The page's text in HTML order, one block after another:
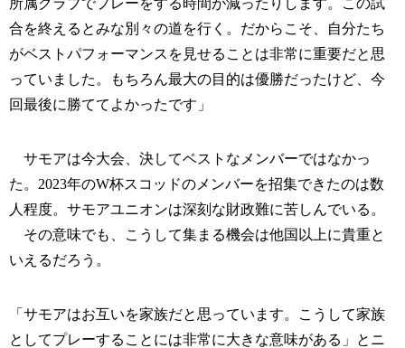
所属クラブでプレーをする時間が減ったりします。この試
合を終えるとみな別々の道を行く。だからこそ、自分たち
がベストパフォーマンスを見せることは非常に重要だと思
っていました。もちろん最大の目的は優勝だったけど、今
回最後に勝ててよかったです」
サモアは今大会、決してベストなメンバーではなかっ
た。2023年のW杯スコッドのメンバーを招集できたのは数
人程度。サモアユニオンは深刻な財政難に苦しんでいる。
その意味でも、こうして集まる機会は他国以上に貴重と
いえるだろう。
「サモアはお互いを家族だと思っています。こうして家族
としてプレーすることには非常に大きな意味がある」とニ